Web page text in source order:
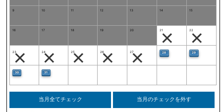
9 10 11 12 13 14 15
16 17 18 19 20 21 22
23 24 25 26 27 28 29
30 31
当月全てチェック 当月のチェックを外す